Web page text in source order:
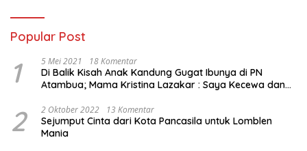
Popular Post
1 5 Mei 2021 18 Komentar
Di Balik Kisah Anak Kandung Gugat Ibunya di PN
Atambua; Mama Kristina Lazakar : Saya Kecewa dan
2 2 Oktober 2022 13 Komentar
Sejumput Cinta dari Kota Pancasila untuk Lomblen
Mania